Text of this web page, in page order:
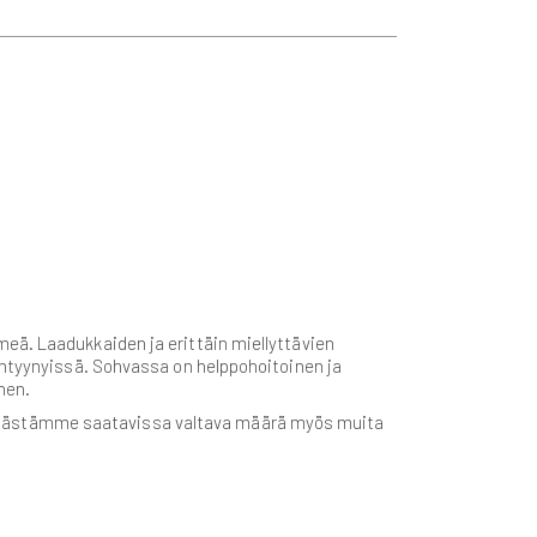
Laadukkaiden ja erittäin miellyttävien
Sohvassa on helppohoitoinen ja
saatavissa valtava määrä myös muita